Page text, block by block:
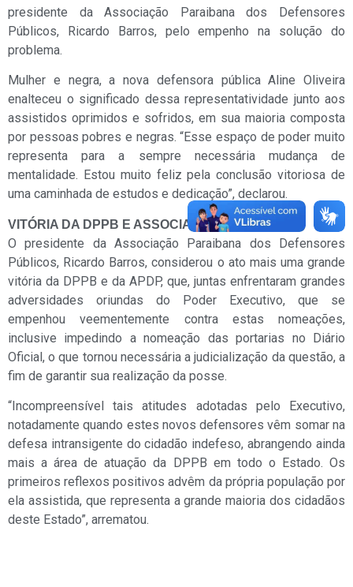
presidente da Associação Paraibana dos Defensores
Públicos, Ricardo Barros, pelo empenho na solução do
problema.
Mulher e negra, a nova defensora pública Aline Oliveira
enalteceu o significado dessa representatividade junto aos
assistidos oprimidos e sofridos, em sua maioria composta
por pessoas pobres e negras. “Esse espaço de poder muito
representa para a sempre necessária mudança de
mentalidade. Estou muito feliz pela conclusão vitoriosa de
uma caminhada de estudos e dedicação”, declarou.
VITÓRIA DA DPPB E ASSOCIAÇÃO
O presidente da Associação Paraibana dos Defensores
Públicos, Ricardo Barros, considerou o ato mais uma grande
vitória da DPPB e da APDP, que, juntas enfrentaram grandes
adversidades oriundas do Poder Executivo, que se
empenhou veementemente contra estas nomeações,
inclusive impedindo a nomeação das portarias no Diário
Oficial, o que tornou necessária a judicialização da questão, a
fim de garantir sua realização da posse.
“Incompreensível tais atitudes adotadas pelo Executivo,
notadamente quando estes novos defensores vêm somar na
defesa intransigente do cidadão indefeso, abrangendo ainda
mais a área de atuação da DPPB em todo o Estado. Os
primeiros reflexos positivos advêm da própria população por
ela assistida, que representa a grande maioria dos cidadãos
deste Estado”, arrematou.